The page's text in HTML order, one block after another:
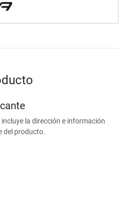
la dirección e información
del producto.